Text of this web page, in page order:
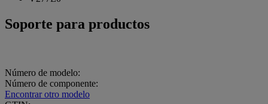
Soporte para productos
Número de modelo:
Número de componente:
Encontrar otro modelo